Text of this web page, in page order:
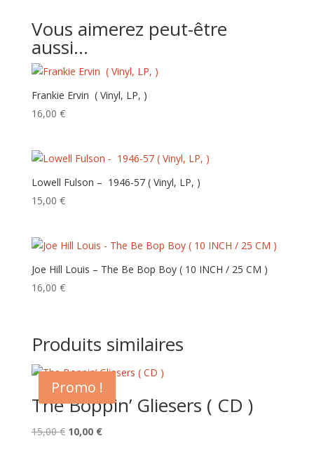
Vous aimerez peut-être
aussi…
Frankie Ervin ‎ ( Vinyl, LP, )
16,00 €
Lowell Fulson – ‎ ‎1946-57 ( Vinyl, LP, )
15,00 €
Joe Hill Louis – The Be Bop Boy ( 10 INCH / 25 CM )
16,00 €
Produits similaires
Promo !
The Boppin’ Gliesers ( CD )
15,00€ Le
10,00 €Le